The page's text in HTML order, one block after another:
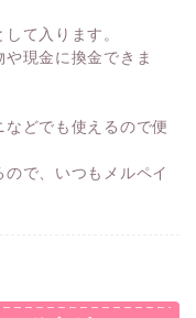
て入ります。
現金に換金できま
どでも使えるので便
で、いつもメルペイ